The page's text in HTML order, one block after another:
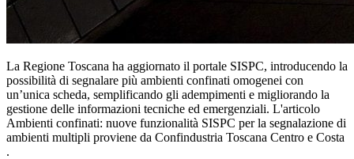
La Regione Toscana ha aggiornato il portale SISPC, introducendo la
possibilità di segnalare più ambienti confinati omogenei con
un’unica scheda, semplificando gli adempimenti e migliorando la
gestione delle informazioni tecniche ed emergenziali. L'articolo
Ambienti confinati: nuove funzionalità SISPC per la segnalazione di
ambienti multipli proviene da Confindustria Toscana Centro e Costa
.